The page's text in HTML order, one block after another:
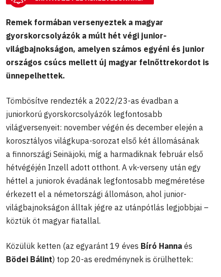
Remek formában versenyeztek a magyar
gyorskorcsolyázók a múlt hét végi junior-
világbajnokságon, amelyen számos egyéni és junior
országos csúcs mellett új magyar felnőttrekordot is
ünnepelhettek.
Tömbösítve rendezték a 2022/23-as évadban a
juniorkorú gyorskorcsolyázók legfontosabb
világversenyeit: november végén és december elején a
korosztályos világkupa-sorozat első két állomásának
a finnországi Seinäjoki, míg a harmadiknak február első
hétvégéjén Inzell adott otthont. A vk-verseny után egy
héttel a juniorok évadának legfontosabb megméretése
érkezett el a németországi állomáson, ahol junior-
világbajnokságon álltak jégre az utánpótlás legjobbjai –
köztük öt magyar fiatallal.
Közülük ketten (az egyaránt 19 éves Bíró Hanna és
Bödei Bálint) top 20-as eredménynek is örülhettek: